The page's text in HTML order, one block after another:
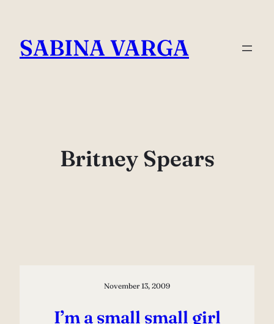
content
SABINA VARGA
Britney Spears
November 13, 2009
I’m a small small girl